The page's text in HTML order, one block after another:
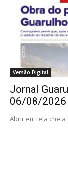
Versão Digital
Jornal
06/08/2026
Abrir em tela cheia